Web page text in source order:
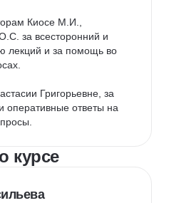
Киосе М.И.,
за всесторонний и
лекций и за помощь во
Григорьевне, за
оперативные ответы на
курсе